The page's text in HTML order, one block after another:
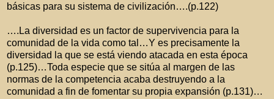
básicas para su sistema de civilización….(p.122)
….La diversidad es un factor de supervivencia para la
comunidad de la vida como tal…Y es precisamente la
diversidad la que se está viendo atacada en esta época
(p.125)…Toda especie que se sitúa al margen de las
normas de la competencia acaba destruyendo a la
comunidad a fin de fomentar su propia expansión (p.131)…